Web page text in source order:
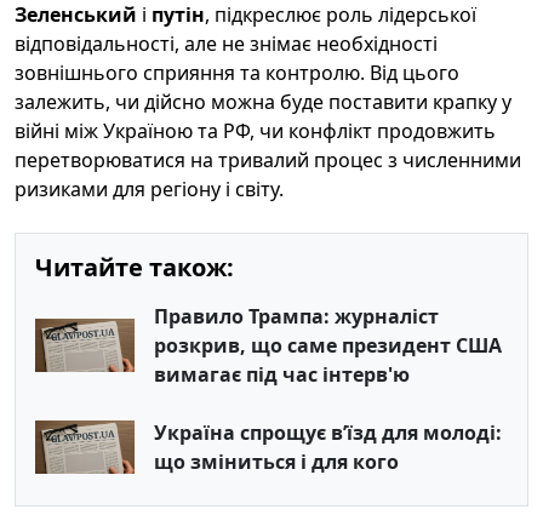
Зеленський і путін, підкреслює роль лідерської
відповідальності, але не знімає необхідності
зовнішнього сприяння та контролю. Від цього
залежить, чи дійсно можна буде поставити крапку у
війні між Україною та РФ, чи конфлікт продовжить
перетворюватися на тривалий процес з численними
ризиками для регіону і світу.
Читайте також:
Правило Трампа: журналіст
розкрив, що саме президент США
вимагає під час інтерв'ю
Україна спрощує в’їзд для молоді:
що зміниться і для кого